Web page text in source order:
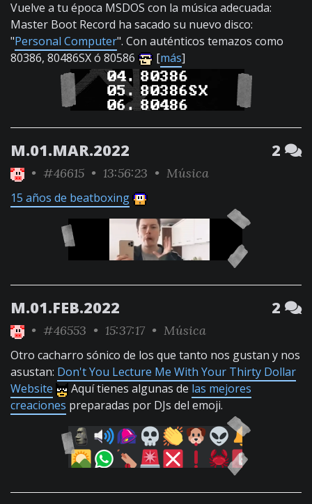
Vuelve a tu época MSDOS con la música adecuada:
Master Boot Record ha sacado su nuevo disco:
"Personal Computer". Con auténticos temazos como
80386, 80486SX ó 80586
[más]
M.01.MAR.2022 2
• #46615 • 13:56:23 • Música
15 años de beatboxing
M.01.FEB.2022 2
• #46553 • 15:37:17 • Música
Otro cacharro sónico de los que tanto nos gustan y nos
asustan: Don't You Lecture Me With Your Thirty Dollar
Website
Aquí tienes algunas de las mejores
creaciones preparadas por DJs del emoji.